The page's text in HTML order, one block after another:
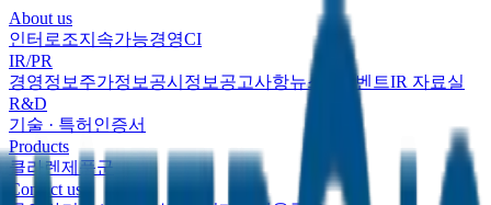
About us
인터로조지속가능경영CI
IR/PR
경영정보 주가정보 공시정보 공고사항뉴스&이벤트IR 자료실
R&D
기술 · 특허 인증서
Products
클라렌 제품군
Contact us